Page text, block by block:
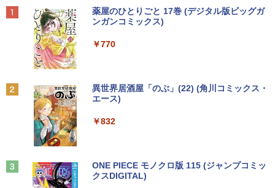
D256GB DVD内蔵【カメラ、テンキー選
べる】ノートパソコン オフィス付き Mic
料無料
e CF-SV8 軽量化 12.1インチWUXGA(19
2019 搭載・送料無料
SD128GB/256GB DVD搭載 初期設定済
み 送料無料 保証付き
￥15,800
中古デスクトップDell Optiplex 3070 SF
F 3070-3070SF 【中古】 Dell Optiplex
11 Pro 64bit Dell Optiplex 3070 SFF 中
S5 Switch 3年保証 転送不可 (型番：AK2
F1UT）
￥11,280
モニター 23.8インチ 144Hz FHD pcモニ
ター フリッカーレス FullHD ブルーライ
144hz pcモニター Adaptive-Sync ブラ
￥10,980
￥25,740
￥594
￥26,400
Anker Soundcore P40i オフホワイト
Anker Soundcore P31i ブラック
Anker Soundcore Liberty 5 ミッドナイトブ
ラック
BRUCE WAYNE feat. Flo Milli, ATL Jacob
[Explicit]
￥250
BRUCE WAYNE feat. Flo Milli, ATL Jacob
[Explicit]
￥250
On My Road (Stadium ver.)
【Amazon.co.jp限定】 い・ろ・は・す 2L P
ET ラベルレス ×8本
￥1,112
by Amazon 天然水 ラベルレス 500ml ×24本
富士山の天然水 バナジウム含有 水 ミネラル
ットル (Smart Basic)
by Amazon 天然水ラベルレス 2L×9本
薬屋のひとりごと 17巻 (デジタル版ビッグガ
ンガンコミックス)
￥770
異世界居酒屋「のぶ」(22) (角川コミックス・
エース)
￥832
ONE PIECE モノクロ版 115 (ジャンプコミッ
クスDIGITAL)